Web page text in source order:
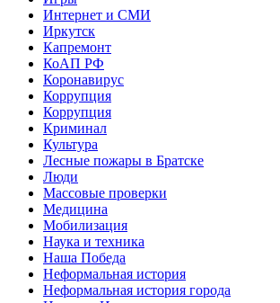
Интернет и СМИ
Иркутск
Капремонт
КоАП РФ
Коронавирус
Коррупция
Коррупция
Криминал
Культура
Лесные пожары в Братске
Люди
Массовые проверки
Медицина
Мобилизация
Наука и техника
Наша Победа
Неформальная история
Неформальная история города